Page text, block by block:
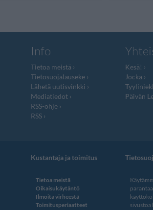
Info
Tietoa meistä
Tietosuojalauseke
Lähetä uutisvinkki
Mediatiedot
RSS-ohje
RSS
Kesä!
Jocka
Päivän
Kustantaja ja toimitus
Tietoa meistä
Oikaisukäytäntö
Ilmoita virheestä
Toimitusperiaatteet
sivustoa